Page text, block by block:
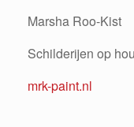
Marsha Roo-Kist
Schilderijen op
mrk-paint.nl